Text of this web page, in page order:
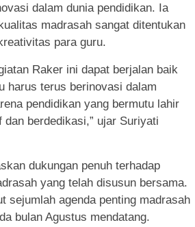
dalam dunia pendidikan. Ia
madrasah sangat ditentukan
para guru.
Raker ini dapat berjalan baik
harus terus berinovasi dalam
pendidikan yang bermutu lahir
berdedikasi,” ujar Suriyati
dukungan penuh terhadap
yang telah disusun bersama.
sejumlah agenda penting madrasah
bulan Agustus mendatang.